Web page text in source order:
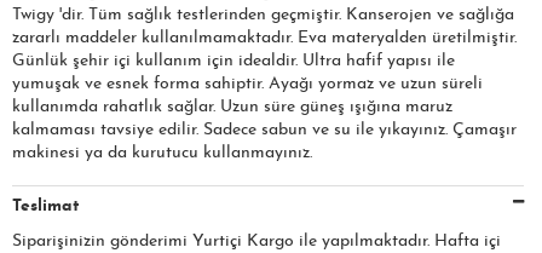
Twigy 'dir. Tüm sağlık testlerinden geçmiştir. Kanserojen ve sağlığa
zararlı maddeler kullanılmamaktadır. Eva materyalden üretilmiştir.
Günlük şehir içi kullanım için idealdir. Ultra hafif yapısı ile
yumuşak ve esnek forma sahiptir. Ayağı yormaz ve uzun süreli
kullanımda rahatlık sağlar. Uzun süre güneş ışığına maruz
kalmaması tavsiye edilir. Sadece sabun ve su ile yıkayınız. Çamaşır
makinesi ya da kurutucu kullanmayınız.
Teslimat
Siparişinizin gönderimi Yurtiçi Kargo ile yapılmaktadır. Hafta içi